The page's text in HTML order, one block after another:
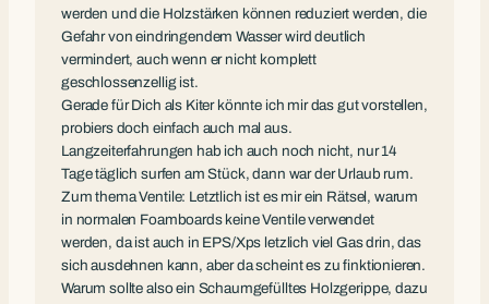
werden und die Holzstärken können reduziert werden, die
Gefahr von eindringendem Wasser wird deutlich
vermindert, auch wenn er nicht komplett
geschlossenzellig ist.
Gerade für Dich als Kiter könnte ich mir das gut vorstellen,
probiers doch einfach auch mal aus.
Langzeiterfahrungen hab ich auch noch nicht, nur 14
Tage täglich surfen am Stück, dann war der Urlaub rum.
Zum thema Ventile: Letztlich ist es mir ein Rätsel, warum
in normalen Foamboards keine Ventile verwendet
werden, da ist auch in EPS/Xps letzlich viel Gas drin, das
sich ausdehnen kann, aber da scheint es zu finktionieren.
Warum sollte also ein Schaumgefülltes Holzgerippe, dazu